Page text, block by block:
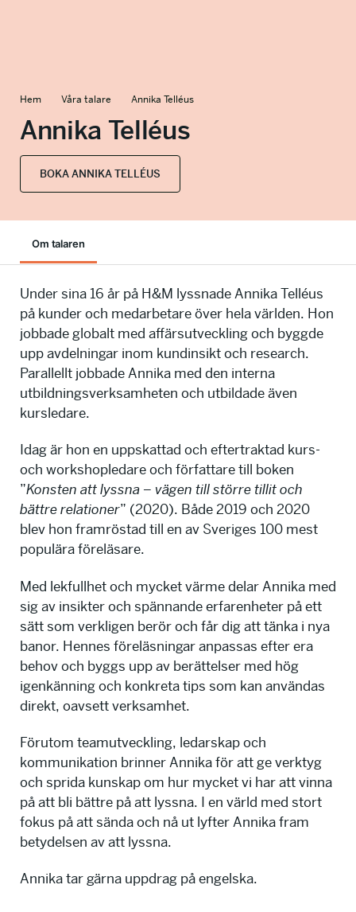
Hem Våra talare Annika Telléus
Annika Telléus
BOKA ANNIKA TELLÉUS
Om talaren
Under sina 16 år på H&M lyssnade Annika Telléus
på kunder och medarbetare över hela världen. Hon
jobbade globalt med affärsutveckling och byggde
upp avdelningar inom kundinsikt och research.
Parallellt jobbade Annika med den interna
utbildningsverksamheten och utbildade även
kursledare.
Idag är hon en uppskattad och eftertraktad kurs-
och workshopledare och författare till boken
”Konsten att lyssna – vägen till större tillit och
bättre relationer” (2020). Både 2019 och 2020
blev hon framröstad till en av Sveriges 100 mest
populära föreläsare.
Med lekfullhet och mycket värme delar Annika med
sig av insikter och spännande erfarenheter på ett
sätt som verkligen berör och får dig att tänka i nya
banor. Hennes föreläsningar anpassas efter era
behov och byggs upp av berättelser med hög
igenkänning och konkreta tips som kan användas
direkt, oavsett verksamhet.
Förutom teamutveckling, ledarskap och
kommunikation brinner Annika för att ge verktyg
och sprida kunskap om hur mycket vi har att vinna
på att bli bättre på att lyssna. I en värld med stort
fokus på att sända och nå ut lyfter Annika fram
betydelsen av att lyssna.
Annika tar gärna uppdrag på engelska.